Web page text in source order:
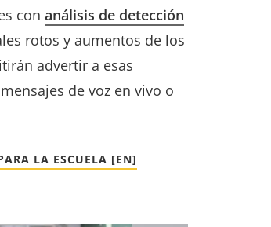
con análisis de detección
rotos y aumentos de los
advertir a esas
de voz en vivo o
LA ESCUELA [EN]